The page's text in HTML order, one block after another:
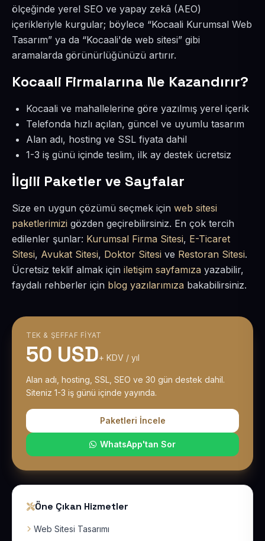
ölçeğinde yerel SEO ve yapay zekâ (AEO)
içerikleriyle kurgular; böylece “Kocaali Kurumsal Web
Tasarım” ya da “Kocaali'de web sitesi” gibi
aramalarda görünürlüğünüzü artırır.
Kocaali Firmalarına Ne Kazandırır?
Kocaali ve mahallelerine göre yazılmış yerel içerik
Telefonda hızlı açılan, güncel ve uyumlu tasarım
Alan adı, hosting ve SSL fiyata dahil
1-3 iş günü içinde teslim, ilk ay destek ücretsiz
İlgili Paketler ve Sayfalar
Size en uygun çözümü seçmek için web sitesi
paketlerimizi gözden geçirebilirsiniz. En çok tercih
edilenler şunlar: Kurumsal Firma Sitesi, E-Ticaret
Sitesi, Avukat Sitesi, Doktor Sitesi ve Restoran Sitesi.
Ücretsiz teklif almak için iletişim sayfamıza yazabilir,
faydalı rehberler için blog yazılarımıza bakabilirsiniz.
TEK & ŞEFFAF FIYAT
50 USD+ KDV / yıl
Alan adı, hosting, SSL, SEO ve 30 gün destek dahil.
Siteniz 1-3 iş günü içinde yayında.
Paketleri İncele
WhatsApp'tan Sor
Öne Çıkan Hizmetler
Web Sitesi Tasarımı